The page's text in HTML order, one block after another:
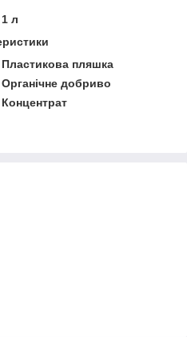
1 л
Пластикова пляшка
Органічне добриво
Концентрат